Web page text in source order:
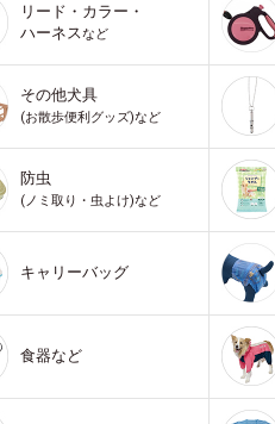
リード・カラー・
ハーネスなど
その他犬具
(お散歩便利グッズ)など
防虫
(ノミ取り・虫よけ)など
キャリーバッグ
食器など